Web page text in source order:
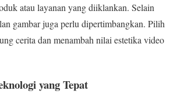
atau layanan yang diiklankan. Selain
gambar juga perlu dipertimbangkan. Pilih
cerita dan menambah nilai estetika video
yang Tepat